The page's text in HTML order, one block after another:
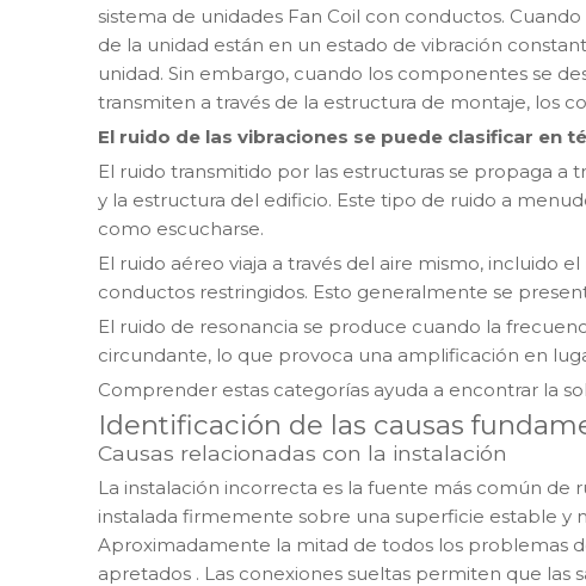
sistema de unidades Fan Coil con conductos.
de la unidad están en un estado de vibración
unidad. Sin embargo, cuando los componentes se
transmiten a través de la estructura de montaje, los
El ruido de las vibraciones se puede clasificar en
El ruido transmitido por las estructuras se propaga a
y la estructura del edificio. Este tipo de ruido a
como escucharse.
El ruido aéreo viaja a través del aire mismo, incluido
conductos restringidos. Esto generalmente se
El ruido de resonancia se produce cuando la
circundante, lo que provoca una amplificación en
Comprender estas categorías ayuda a encontrar la
Identificación de las causas
Causas relacionadas con la instalación
La instalación incorrecta es la fuente más común de
instalada firmemente sobre una superficie estable y
Aproximadamente la mitad de todos los problemas
apretados . Las conexiones sueltas permiten que las